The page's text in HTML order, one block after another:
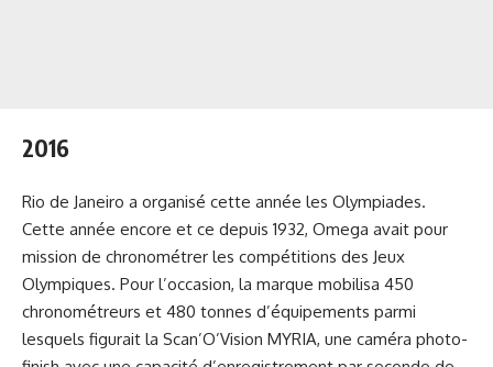
2016
Rio de Janeiro a organisé cette année les Olympiades.
Cette année encore et ce depuis 1932, Omega avait pour
mission de chronométrer les compétitions des Jeux
Olympiques. Pour l’occasion, la marque mobilisa 450
chronométreurs et 480 tonnes d’équipements parmi
lesquels figurait la Scan’O’Vision MYRIA, une caméra photo-